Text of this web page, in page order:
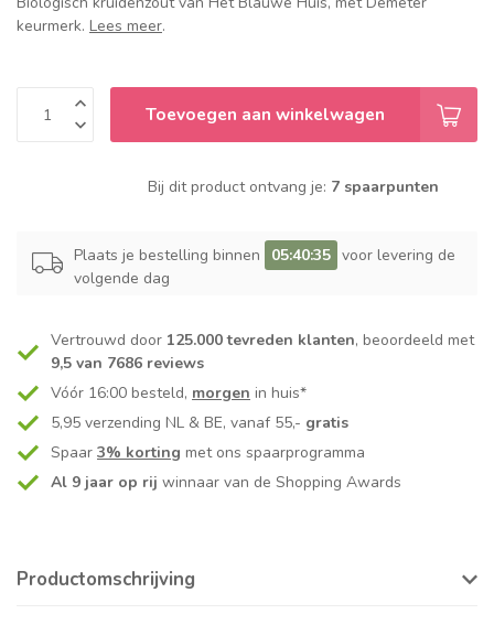
keurmerk. Lees meer.
Toevoegen aan winkelwagen
Bij dit product ontvang je: 7 spaarpunten
Plaats je bestelling binnen 05:40:35 voor levering de
volgende dag
Vertrouwd door 125.000 tevreden klanten, beoordeeld met
9,5 van 7686 reviews
Vóór 16:00 besteld, morgen in huis*
5,95 verzending NL & BE, vanaf 55,- gratis
Spaar 3% korting met ons spaarprogramma
Al 9 jaar op rij winnaar van de Shopping Awards
Productomschrijving